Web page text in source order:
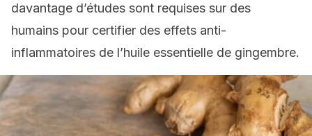
davantage d’études sont requises sur des
humains pour certifier des effets anti-
inflammatoires de l’huile essentielle de gingembre.